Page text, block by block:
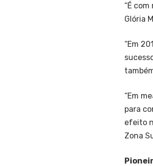
“É
Glória
“Em
“Em
para
efeito
Zona